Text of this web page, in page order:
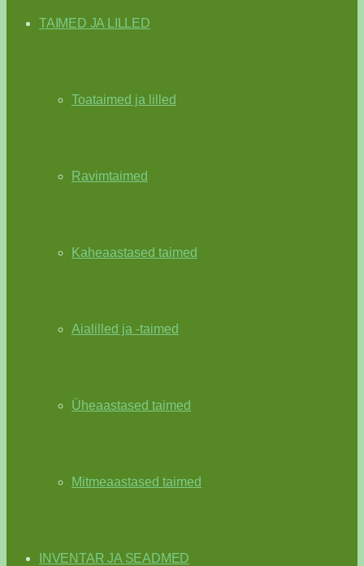
TAIMED JA LILLED
Toataimed ja lilled
Ravimtaimed
Kaheaastased taimed
Aialilled ja -taimed
Üheaastased taimed
Mitmeaastased taimed
INVENTAR JA SEADMED